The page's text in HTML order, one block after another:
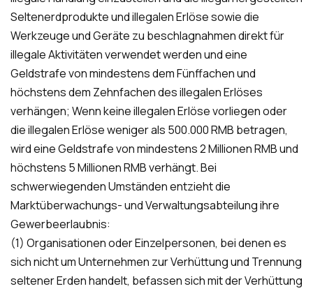
Seltenerdprodukte und illegalen Erlöse sowie die
Werkzeuge und Geräte zu beschlagnahmen direkt für
illegale Aktivitäten verwendet werden und eine
Geldstrafe von mindestens dem Fünffachen und
höchstens dem Zehnfachen des illegalen Erlöses
verhängen; Wenn keine illegalen Erlöse vorliegen oder
die illegalen Erlöse weniger als 500.000 RMB betragen,
wird eine Geldstrafe von mindestens 2 Millionen RMB und
höchstens 5 Millionen RMB verhängt. Bei
schwerwiegenden Umständen entzieht die
Marktüberwachungs- und Verwaltungsabteilung ihre
Gewerbeerlaubnis:
(1) Organisationen oder Einzelpersonen, bei denen es
sich nicht um Unternehmen zur Verhüttung und Trennung
seltener Erden handelt, befassen sich mit der Verhüttung